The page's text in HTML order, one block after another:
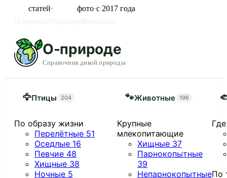
статей· фото·с 2017 года
О-природе
Справочник дикой природы
🦅Птицы 204
По образу жизни
Перелётные 51
Оседлые 16
Певчие 48
Хищные 38
Ночные 5
🐾Животные 196
Крупные
млекопитающие
Хищные 37
Парнокопытные
39
НепарнокопытныеПо